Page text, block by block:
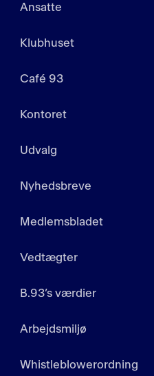
Ansatte
Klubhuset
Café 93
Kontoret
Udvalg
Nyhedsbreve
Medlemsbladet
Vedtægter
B.93’s værdier
Arbejdsmiljø
Whistleblowerordning